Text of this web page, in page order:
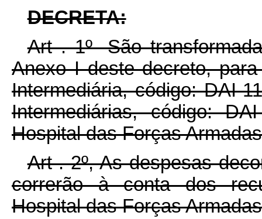
DECRETA:
Art . 1º- São
Anexo I deste decreto,
Intermediária, código: DAI-
Intermediárias, código:
Hospital das Forças
Art . 2º, As despesas
correrão à conta dos
Hospital das Forças